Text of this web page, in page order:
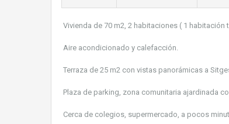
Vivienda de 70 m2, 2 habitaciones ( 1
Aire acondicionado y calefacción.
Terraza de 25 m2 con vistas panorámicas a
Plaza de parking, zona comunitaria ajardinada
Cerca de colegios, supermercado, a pocos